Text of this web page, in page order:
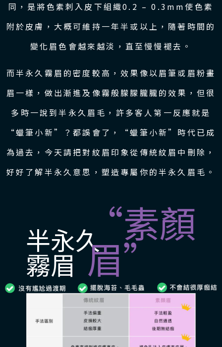
同，是將色素刺入皮下組織0.2 – 0.3mm使色素
附於皮膚，大概可維持一年半或以上，隨著時間的
變化眉色會越來越淡，直至慢慢褪去。
而半永久霧眉的密度較高，效果像以眉筆或眉粉畫
眉一樣，做出漸進及像霧般朦朦朧朧的效果，但很
多時一說到半永久眉毛，許多客人第一反應就是
“蠟筆小新”？都誤會了，“蠟筆小新”時代已成
為過去，今天請把對紋眉印象從傳統紋眉中刪除，
好好了解半永久意思，塑造專屬你的半永久眉毛。
半永久
霧眉
“素顏
眉”